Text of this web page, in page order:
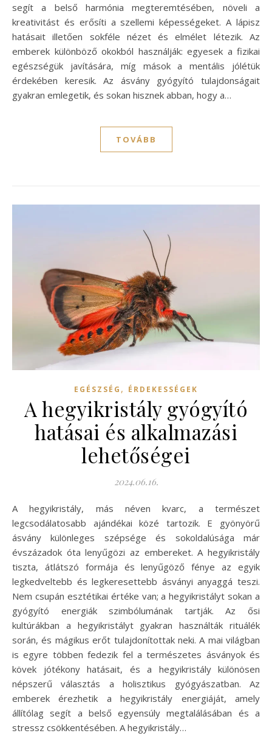
segít a belső harmónia megteremtésében, növeli a
kreativitást és erősíti a szellemi képességeket. A lápisz
hatásait illetően sokféle nézet és elmélet létezik. Az
emberek különböző okokból használják: egyesek a fizikai
egészségük javítására, míg mások a mentális jólétük
érdekében keresik. Az ásvány gyógyító tulajdonságait
gyakran emlegetik, és sokan hisznek abban, hogy a…
TOVÁBB
EGÉSZSÉG , ÉRDEKESSÉGEK
A hegyikristály gyógyító
hatásai és alkalmazási
lehetőségei
2024.06.16.
A hegyikristály, más néven kvarc, a természet
legcsodálatosabb ajándékai közé tartozik. E gyönyörű
ásvány különleges szépsége és sokoldalúsága már
évszázadok óta lenyűgözi az embereket. A hegyikristály
tiszta, átlátszó formája és lenyűgöző fénye az egyik
legkedveltebb és legkeresettebb ásványi anyaggá teszi.
Nem csupán esztétikai értéke van; a hegyikristályt sokan a
gyógyító energiák szimbólumának tartják. Az ősi
kultúrákban a hegyikristályt gyakran használták rituálék
során, és mágikus erőt tulajdonítottak neki. A mai világban
is egyre többen fedezik fel a természetes ásványok és
kövek jótékony hatásait, és a hegyikristály különösen
népszerű választás a holisztikus gyógyászatban. Az
emberek érezhetik a hegyikristály energiáját, amely
állítólag segít a belső egyensúly megtalálásában és a
stressz csökkentésében. A hegyikristály…